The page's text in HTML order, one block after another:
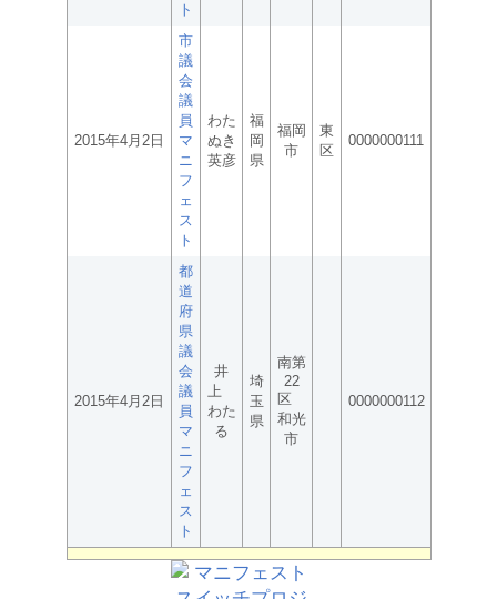
ト
2015年4月2日
市
議
会
議
員
マ
ニ
フ
ェ
ス
ト
わた
ぬき
英彦
福
岡
県
福岡
市
東
区
0000000111
2015年4月2日
都
道
府
県
議
会
議
員
マ
ニ
フ
ェ
ス
ト
井
上
わた
る
埼
玉
県
南第
22
区
和光
市
0000000112